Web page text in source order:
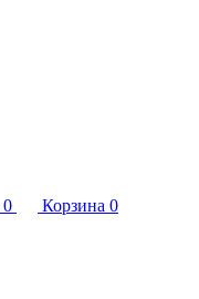
0 Корзина 0